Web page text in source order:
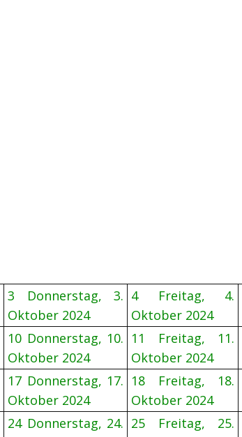
3
Donnerstag, 3.
Oktober 2024
4
Freitag, 4.
Oktober 2024
10 Donnerstag, 10.
Oktober 2024
11
Freitag, 11.
Oktober 2024
17 Donnerstag, 17.
Oktober 2024
18
Freitag, 18.
Oktober 2024
24 Donnerstag, 24. 25
Freitag, 25.